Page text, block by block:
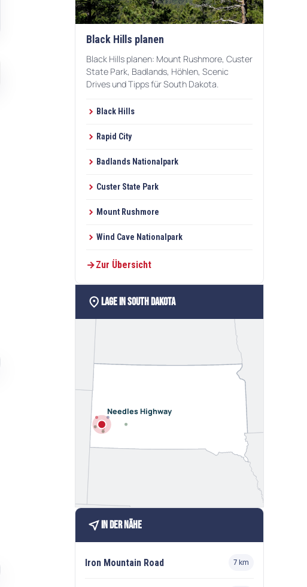
Black Hills planen
Black Hills planen: Mount Rushmore, Custer
State Park, Badlands, Höhlen, Scenic
Drives und Tipps für South Dakota.
Black Hills
Rapid City
Badlands Nationalpark
Custer State Park
Mount Rushmore
Wind Cave Nationalpark
Zur Übersicht
location_onLage in South Dakota
Needles Highway
near_meIn der Nähe
Iron Mountain Road 7 km